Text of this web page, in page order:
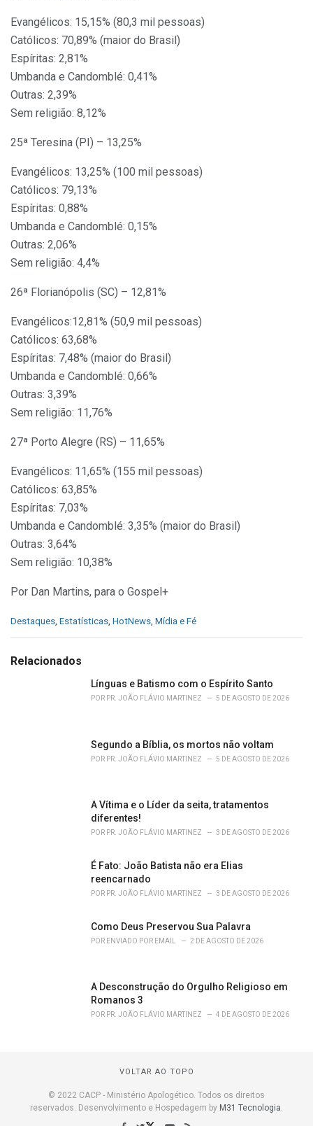
Evangélicos: 15,15% (80,3 mil pessoas)
Católicos: 70,89% (maior do Brasil)
Espíritas: 2,81%
Umbanda e Candomblé: 0,41%
Outras: 2,39%
Sem religião: 8,12%
25ª Teresina (PI) – 13,25%
Evangélicos: 13,25% (100 mil pessoas)
Católicos: 79,13%
Espíritas: 0,88%
Umbanda e Candomblé: 0,15%
Outras: 2,06%
Sem religião: 4,4%
26ª Florianópolis (SC) – 12,81%
Evangélicos:12,81% (50,9 mil pessoas)
Católicos: 63,68%
Espíritas: 7,48% (maior do Brasil)
Umbanda e Candomblé: 0,66%
Outras: 3,39%
Sem religião: 11,76%
27ª Porto Alegre (RS) – 11,65%
Evangélicos: 11,65% (155 mil pessoas)
Católicos: 63,85%
Espíritas: 7,03%
Umbanda e Candomblé: 3,35% (maior do Brasil)
Outras: 3,64%
Sem religião: 10,38%
Por Dan Martins, para o Gospel+
C
e
Destaques Estatísticas HotNews Mídia e Fé
Relacionados
Línguas e Batismo com o Espírito Santo
POR PR. JOÃO FLÁVIO MARTINEZ 5 DE AGOSTO DE 2026
Segundo a Bíblia, os mortos não voltam
POR PR. JOÃO FLÁVIO MARTINEZ 5 DE AGOSTO DE 2026
A Vítima e o Líder da seita, tratamentos
diferentes!
POR PR. JOÃO FLÁVIO MARTINEZ 3 DE AGOSTO DE 2026
É Fato: João Batista não era Elias
reencarnado
POR PR. JOÃO FLÁVIO MARTINEZ 3 DE AGOSTO DE 2026
Como Deus Preservou Sua Palavra
POR ENVIADO POR EMAIL 2 DE AGOSTO DE 2026
A Desconstrução do Orgulho Religioso em
Romanos 3
POR PR. JOÃO FLÁVIO MARTINEZ 4 DE AGOSTO DE 2026
VOLTAR AO TOPO
© 2022 CACP - Ministério Apologético. Todos os direitos
reservados. Desenvolvimento e Hospedagem by M31 Tecnologia.